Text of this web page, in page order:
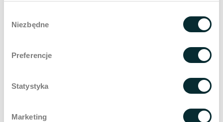
zgody
Niezbędne
Preferencje
Statystyka
Marketing